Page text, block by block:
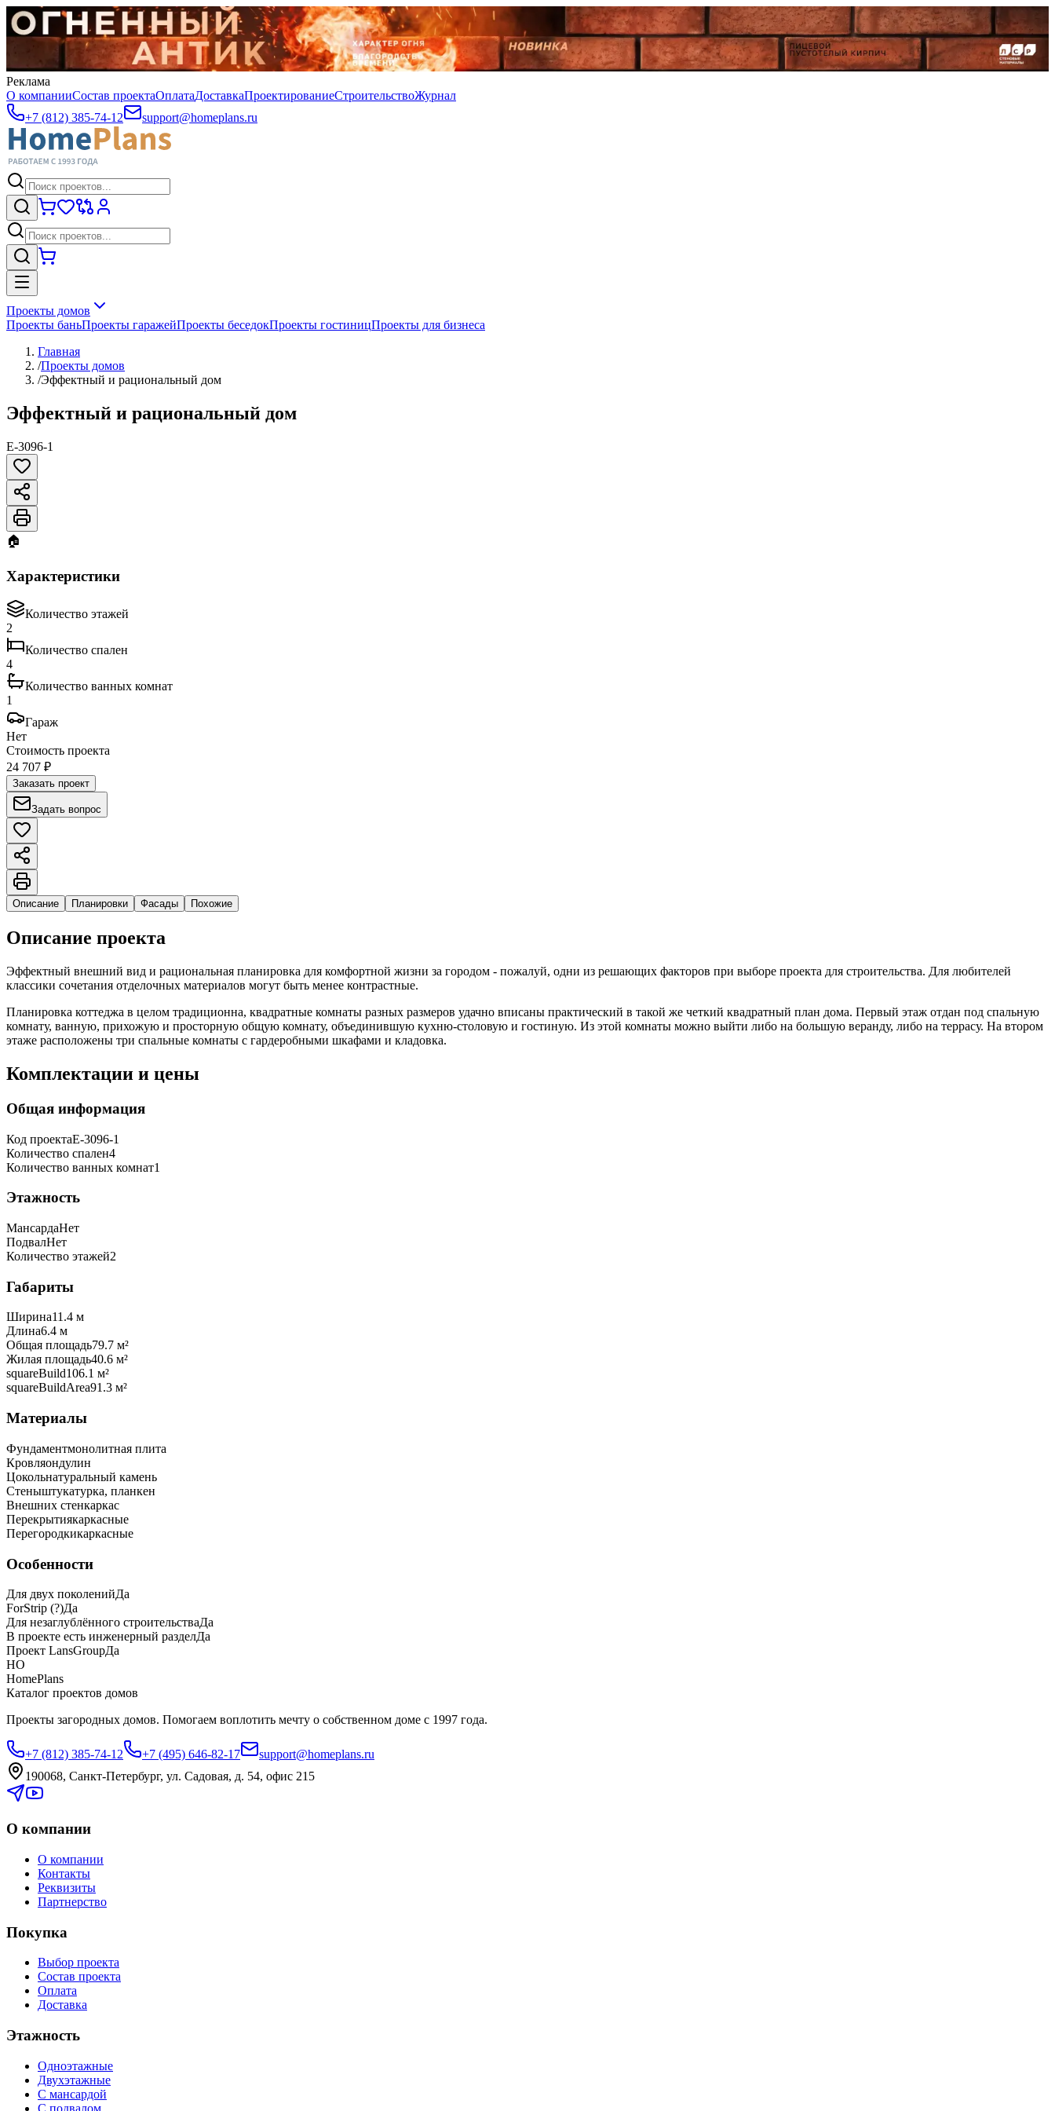
Реклама
О компанииСостав проектаОплатаДоставкаПроектированиеСтроительствоЖурнал
+7 (812) 385-74-12
support@homeplans.ru
Проекты домов
Проекты баньПроекты гаражейПроекты беседокПроекты гостиницПроекты для бизнеса
Главная
/Проекты домов
/Эффектный и рациональный дом
Эффектный и рациональный дом
E-3096-1
🏠
Характеристики
Количество этажей
2
Количество спален
4
Количество ванных комнат
1
Гараж
Нет
Стоимость проекта
24 707 ₽
Заказать проект
Задать вопрос
Описание Планировки Фасады Похожие
Описание проекта
Эффектный внешний вид и рациональная планировка для комфортной жизни за городом - пожалуй, одни из решающих факторов при выборе проекта для строительства. Для любителей
классики сочетания отделочных материалов могут быть менее контрастные.
Планировка коттеджа в целом традиционна, квадратные комнаты разных размеров удачно вписаны практический в такой же четкий квадратный план дома. Первый этаж отдан под спальную
комнату, ванную, прихожую и просторную общую комнату, объединившую кухню-столовую и гостиную. Из этой комнаты можно выйти либо на большую веранду, либо на террасу. На втором
этаже расположены три спальные комнаты с гардеробными шкафами и кладовка.
Комплектации и цены
Общая информация
Код проектаE-3096-1
Количество спален4
Количество ванных комнат1
Этажность
МансардаНет
ПодвалНет
Количество этажей2
Габариты
Ширина11.4 м
Длина6.4 м
Общая площадь79.7 м²
Жилая площадь40.6 м²
squareBuild106.1 м²
squareBuildArea91.3 м²
Материалы
Фундаментмонолитная плита
Кровляондулин
Цокольнатуральный камень
Стеныштукатурка, планкен
Внешних стенкаркас
Перекрытиякаркасные
Перегородкикаркасные
Особенности
Для двух поколенийДа
ForStrip (?)Да
Для незаглублённого строительстваДа
В проекте есть инженерный разделДа
Проект LansGroupДа
HO
HomePlans
Каталог проектов домов
Проекты загородных домов. Помогаем воплотить мечту о собственном доме с 1997 года.
+7 (812) 385-74-12 +7 (495) 646-82-17
support@homeplans.ru
190068, Санкт-Петербург, ул. Садовая, д. 54, офис 215
О компании
О компании
Контакты
Реквизиты
Партнерство
Покупка
Выбор проекта
Состав проекта
Оплата
Доставка
Этажность
Одноэтажные
Двухэтажные
С мансардой
С подвалом